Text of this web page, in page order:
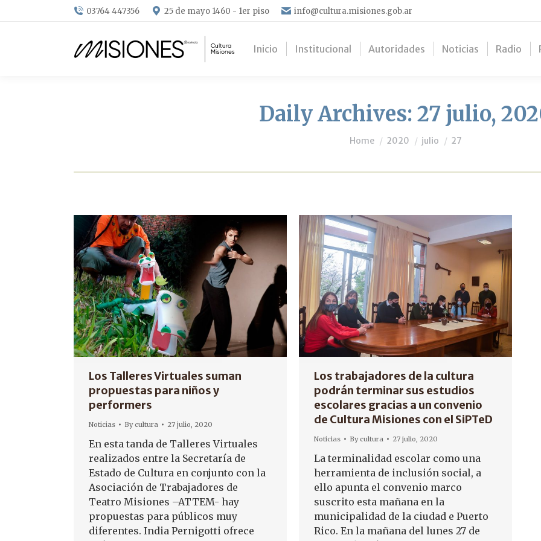
03764 447356 25 de mayo 1460 - 1er piso info@cultura.misiones.gob.ar
Inicio Institucional Autoridades Noticias Radio
Daily Archives: 27 julio,
You are here:
Home 2020 julio 27
Los Talleres Virtuales suman
propuestas para niños y
performers
Noticias Bycultura 27 julio, 2020
En esta tanda de Talleres Virtuales
realizados entre la Secretaría de
Estado de Cultura en conjunto con la
Asociación de Trabajadores de
Teatro Misiones –ATTEM- hay
propuestas para públicos muy
diferentes. India Pernigotti ofrece
Los trabajadores de la cultura
podrán terminar sus estudios
escolares gracias a un convenio
de Cultura Misiones con el SiPTeD
Noticias Bycultura 27 julio, 2020
La terminalidad escolar como una
herramienta de inclusión social, a
ello apunta el convenio marco
suscrito esta mañana en la
municipalidad de la ciudad e Puerto
Rico. En la mañana del lunes 27 de